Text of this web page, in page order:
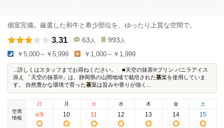
個室完備。厳選した和牛と希少部位を、ゆったり上質な空間で。
3.31 63 人 993 人
￥5,000～￥5,999 ￥1,000～￥1,999
...詳しくはスタッフまでお尋ねください。 ■天空の抹茶®プリン バニラアイス
添え 「天空の抹茶®」は、静岡県の山間地域で栽培された茶葉を使用していま
す。 自然豊かな環境で育った茶葉は旨みや香りが強く...
空席
情報
日
8/9
月
10
火
11
水
12
木
13
金
14
土
15